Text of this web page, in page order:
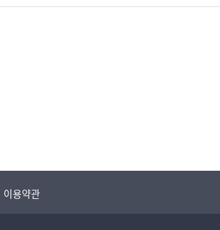
이용약관